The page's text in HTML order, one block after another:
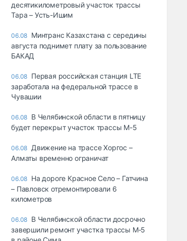
десятикилометровый участок трассы
Тара – Усть-Ишим
06.08 Минтранс Казахстана с середины
августа поднимет плату за пользование
БАКАД
06.08 Первая российская станция LTE
заработала на федеральной трассе в
Чувашии
06.08 В Челябинской области в пятницу
будет перекрыт участок трассы М-5
06.08 Движение на трассе Хоргос –
Алматы временно ограничат
06.08 На дороге Красное Село – Гатчина
– Павловск отремонтировали 6
километров
06.08 В Челябинской области досрочно
завершили ремонт участка трассы М‑5